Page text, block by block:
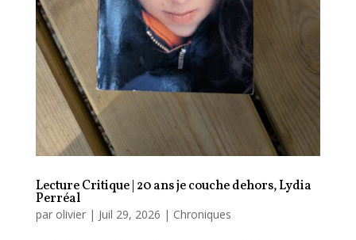
Lecture Critique | 20 ans je couche dehors, Lydia
Perréal
par olivier| Juil 29, 2026 | Chroniques